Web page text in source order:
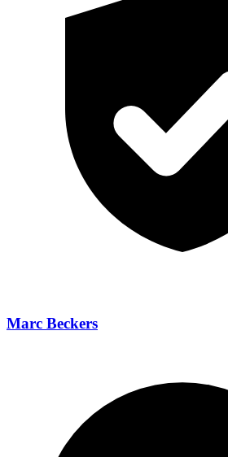
Marc Beckers